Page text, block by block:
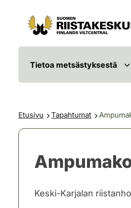
Siirry sisältöön
Siirry sivustokarttaan
Tietoa metsästyksestä
Etusivu Tapahtumat
Keski-Karjalan